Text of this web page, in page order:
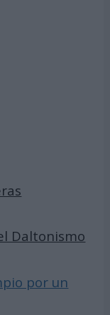
Daltonismo
por un